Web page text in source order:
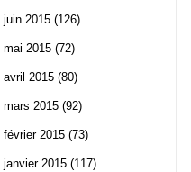
juin 2015 (126)
mai 2015 (72)
avril 2015 (80)
mars 2015 (92)
février 2015 (73)
janvier 2015 (117)